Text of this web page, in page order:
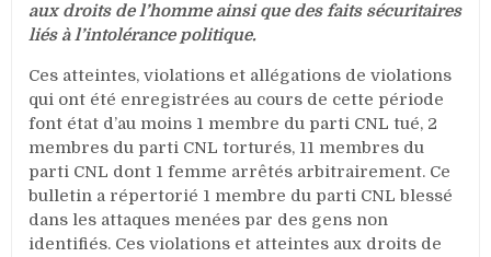
aux droits de l’homme ainsi que des faits sécuritaires
liés à l’intolérance politique.
Ces atteintes, violations et allégations de violations
qui ont été enregistrées au cours de cette période
font état d’au moins 1 membre du parti CNL tué, 2
membres du parti CNL torturés, 11 membres du
parti CNL dont 1 femme arrêtés arbitrairement. Ce
bulletin a répertorié 1 membre du parti CNL blessé
dans les attaques menées par des gens non
identifiés. Ces violations et atteintes aux droits de